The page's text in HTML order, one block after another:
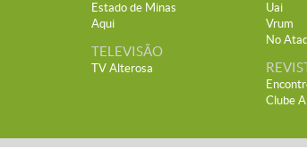
Estado de Minas
Aqui
TELEVISÃO
TV Alterosa
Uai
Vrum
No
Clube A